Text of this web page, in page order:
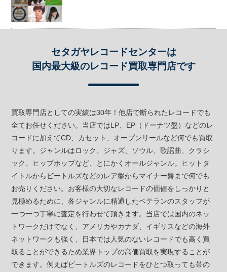
セタガヤレコードセンターは
国内最大級のレコード買取専門店です
買取専門店としての実績は30年！他店で断られたレコードでも
全てお任せください。当店ではLP、EP（ドーナツ盤）などのレ
コードに加えてCD、カセット、オープンリールなど何でも買取
ります。ジャンルはロック、ジャズ、ソウル、歌謡曲、クラシ
ック、ヒップホップなど、とにかくオールジャンル。ヒットタ
イトルからビートルズなどのレア盤からマイナー盤まで何でも
お売りください。お客様の大切なレコードの価値をしっかりと
見極めるために、各ジャンルに精通したベテランのスタッフが
一つ一つ丁寧に査定を行わせて頂きます。当店では国内のネッ
トワークだけでなく、アメリカやカナダ、イギリスなどの海外
ネットワークも強く、日本では人気のないレコードでも高く買
取ることができるため業界トップの高価買取を実現することが
できます。例えばビートルズのレコードをひとつ取っても帯の